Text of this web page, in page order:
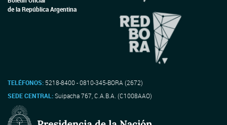
de la República Argentina
TELÉFONOS: 5218-8400 - 0810-345-BORA (2672)
SEDE CENTRAL:Suipacha 767, C.A.B.A. (C1008AAO)